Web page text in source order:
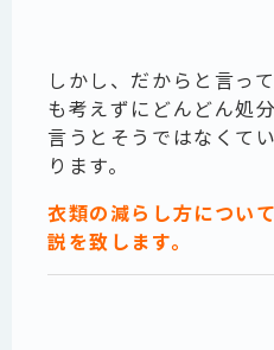
しかし、だからと言っ
も考えずにどんどん処
言うとそうではなくて
ります。
衣類の減らし方につい
説を致します。